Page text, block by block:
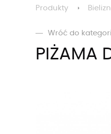
Produkty
Wróć do
PIŻAMA